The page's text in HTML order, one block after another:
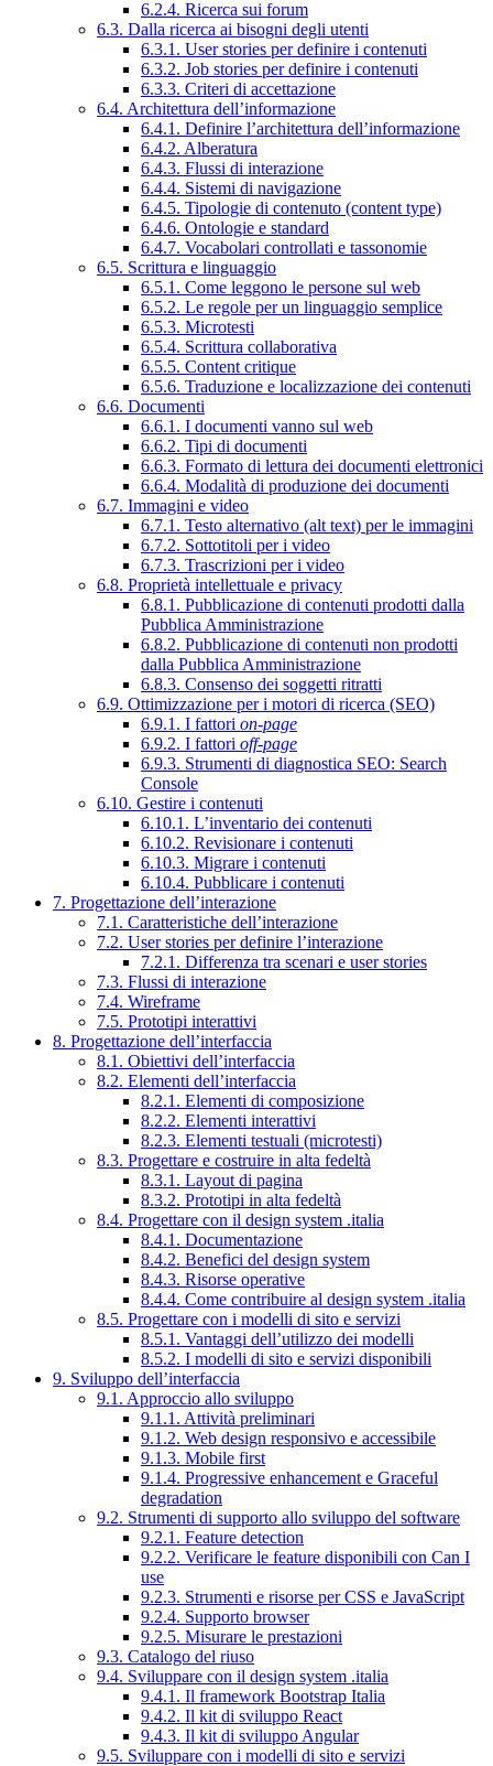
6.2.4. Ricerca sui forum
6.3. Dalla ricerca ai bisogni degli utenti
6.3.1. User stories per definire i contenuti
6.3.2. Job stories per definire i contenuti
6.3.3. Criteri di accettazione
6.4. Architettura dell’informazione
6.4.1. Definire l’architettura dell’informazione
6.4.2. Alberatura
6.4.3. Flussi di interazione
6.4.4. Sistemi di navigazione
6.4.5. Tipologie di contenuto (content type)
6.4.6. Ontologie e standard
6.4.7. Vocabolari controllati e tassonomie
6.5. Scrittura e linguaggio
6.5.1. Come leggono le persone sul web
6.5.2. Le regole per un linguaggio semplice
6.5.3. Microtesti
6.5.4. Scrittura collaborativa
6.5.5. Content critique
6.5.6. Traduzione e localizzazione dei contenuti
6.6. Documenti
6.6.1. I documenti vanno sul web
6.6.2. Tipi di documenti
6.6.3. Formato di lettura dei documenti elettronici
6.6.4. Modalità di produzione dei documenti
6.7. Immagini e video
6.7.1. Testo alternativo (alt text) per le immagini
6.7.2. Sottotitoli per i video
6.7.3. Trascrizioni per i video
6.8. Proprietà intellettuale e privacy
6.8.1. Pubblicazione di contenuti prodotti dalla
Pubblica Amministrazione
6.8.2. Pubblicazione di contenuti non prodotti
dalla Pubblica Amministrazione
6.8.3. Consenso dei soggetti ritratti
6.9. Ottimizzazione per i motori di ricerca (SEO)
6.9.1. I fattori on-page
6.9.2. I fattori off-page
6.9.3. Strumenti di diagnostica SEO: Search
Console
6.10. Gestire i contenuti
6.10.1. L’inventario dei contenuti
6.10.2. Revisionare i contenuti
6.10.3. Migrare i contenuti
6.10.4. Pubblicare i contenuti
7. Progettazione dell’interazione
7.1. Caratteristiche dell’interazione
7.2. User stories per definire l’interazione
7.2.1. Differenza tra scenari e user stories
7.3. Flussi di interazione
7.4. Wireframe
7.5. Prototipi interattivi
8. Progettazione dell’interfaccia
8.1. Obiettivi dell’interfaccia
8.2. Elementi dell’interfaccia
8.2.1. Elementi di composizione
8.2.2. Elementi interattivi
8.2.3. Elementi testuali (microtesti)
8.3. Progettare e costruire in alta fedeltà
8.3.1. Layout di pagina
8.3.2. Prototipi in alta fedeltà
8.4. Progettare con il design system .italia
8.4.1. Documentazione
8.4.2. Benefici del design system
8.4.3. Risorse operative
8.4.4. Come contribuire al design system .italia
8.5. Progettare con i modelli di sito e servizi
8.5.1. Vantaggi dell’utilizzo dei modelli
8.5.2. I modelli di sito e servizi disponibili
9. Sviluppo dell’interfaccia
9.1. Approccio allo sviluppo
9.1.1. Attività preliminari
9.1.2. Web design responsivo e accessibile
9.1.3. Mobile first
9.1.4. Progressive enhancement e Graceful
degradation
9.2. Strumenti di supporto allo sviluppo del software
9.2.1. Feature detection
9.2.2. Verificare le feature disponibili con Can I
use
9.2.3. Strumenti e risorse per CSS e JavaScript
9.2.4. Supporto browser
9.2.5. Misurare le prestazioni
9.3. Catalogo del riuso
9.4. Sviluppare con il design system .italia
9.4.1. Il framework Bootstrap Italia
9.4.2. Il kit di sviluppo React
9.4.3. Il kit di sviluppo Angular
9.5. Sviluppare con i modelli di sito e servizi